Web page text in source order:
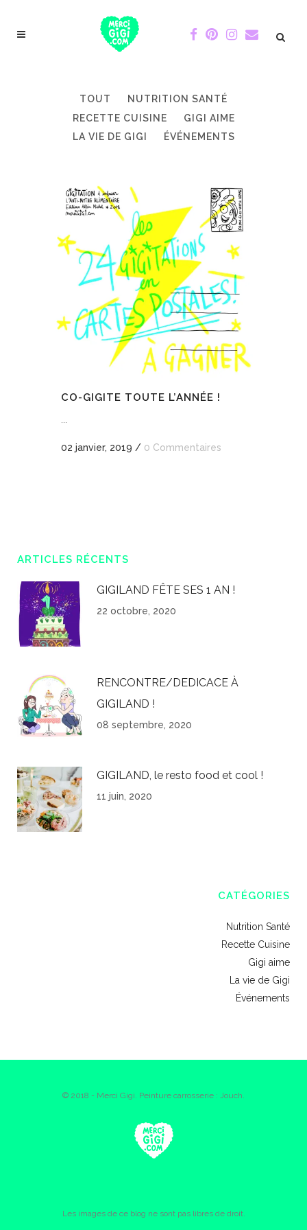
TOUT
NUTRITION SANTÉ
RECETTE CUISINE
GIGI AIME
LA VIE DE GIGI
ÉVÉNEMENTS
CO-GIGITE TOUTE L’ANNÉE !
02 janvier, 2019 / 0 Commentaires
ARTICLES RÉCENTS
GIGILAND FÊTE SES 1 AN !
22 octobre, 2020
RENCONTRE/DEDICACE À
GIGILAND !
08 septembre, 2020
GIGILAND, le resto food et cool !
11 juin, 2020
CATÉGORIES
Nutrition Santé
Recette Cuisine
Gigi aime
La vie de Gigi
Événements
© 2018 - Merci Gigi. Peinture carrosserie : Jouch.
Les images de ce blog ne sont pas libres de droit.